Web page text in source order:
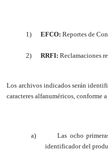
1) EFCO: Reportes de
2) RRFI: Reclamaciones
Los archivos indicados serán
caracteres alfanuméricos, conforme
a)
Las ocho
identificador del